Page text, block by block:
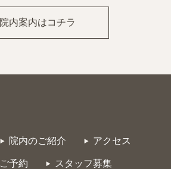
院内案内はコチラ
院内のご紹介 アクセス
ご予約 スタッフ募集